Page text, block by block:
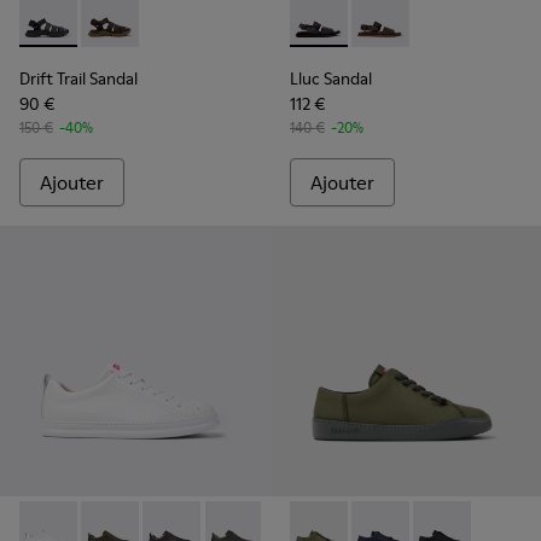
Drift Trail Sandal - K101090-001 - Sandales noires en cuir
Drift Trail Sandal - K101090-002
Drift Trail Sandal
90 €
150 € -40%
Ajouter
Lluc Sandal - K101092-001
Lluc Sandal -
Lluc Sandal
112 €
140 € -20%
Ajouter